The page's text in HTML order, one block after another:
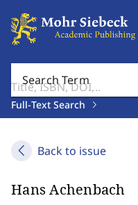
Search Term
Full-Text Search
Back to issue
Hans Achenbach